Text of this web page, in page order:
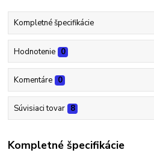
Kompletné špecifikácie
Hodnotenie 0
Komentáre 0
Súvisiaci tovar 8
Kompletné špecifikácie